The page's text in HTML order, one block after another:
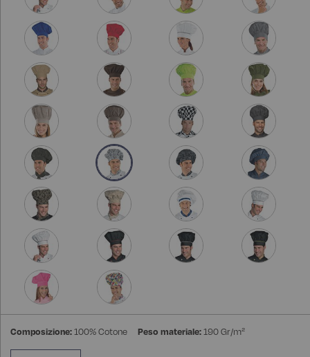
Composizione:100% Cotone Peso materiale:190 Gr/m²